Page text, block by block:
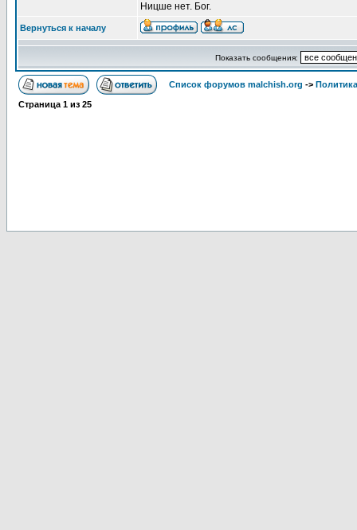
Ницше нет. Бог.
Вернуться к началу
Показать сообщения:
Список форумов malchish.org ->
Страница 1 из 25